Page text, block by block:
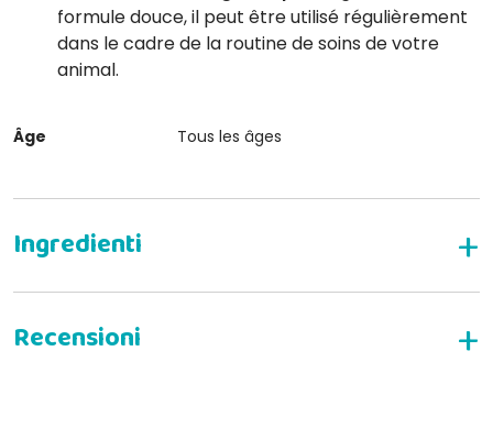
formule douce, il peut être utilisé régulièrement
dans le cadre de la routine de soins de votre
animal.
Âge Tous les âges